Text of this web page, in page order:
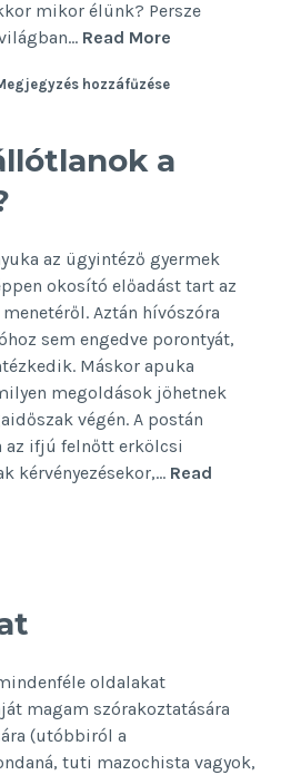
mikor élünk? Persze
Read More
hozzáfűzése
a
az ügyintéző gyermek
okosító előadást tart az
Aztán hívószóra
sem engedve porontyát,
Máskor apuka
megoldások jöhetnek
végén. A postán
az ifjú felnőtt erkölcsi
kérvényezésekor,… Read
oldalakat
magam szórakoztatására
(utóbbiról a
tuti mazochista vagyok,